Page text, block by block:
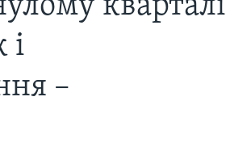
кварталі
і
–